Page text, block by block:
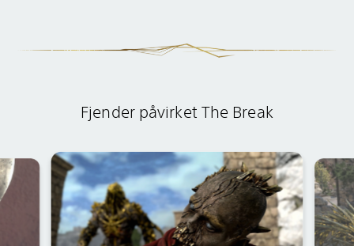
Fjender påvirket The Break